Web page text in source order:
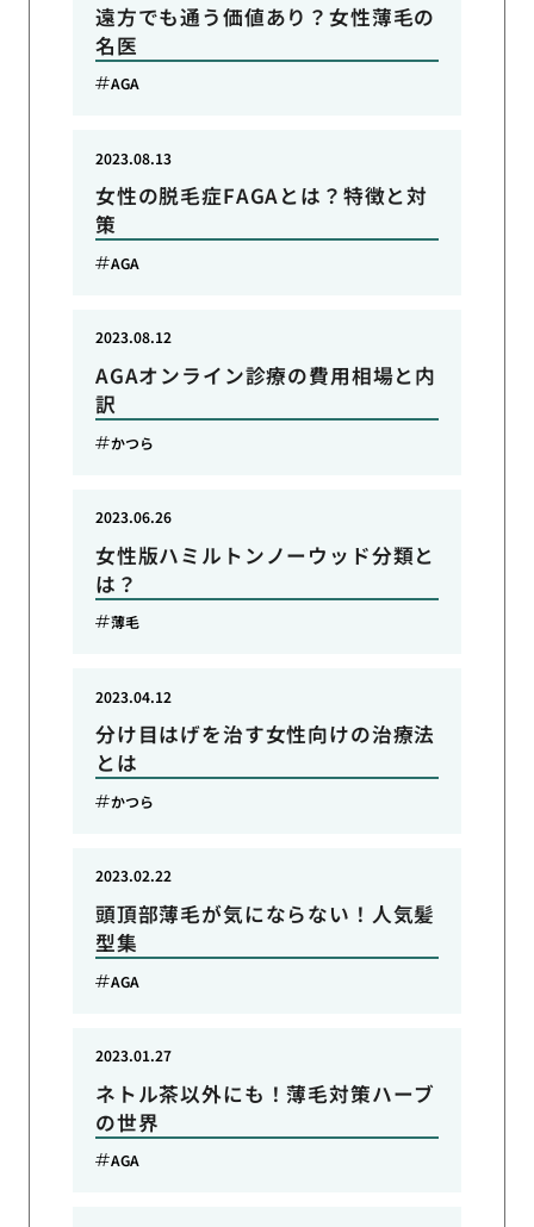
遠方でも通う価値あり？女性薄毛の
名医
AGA
女性の脱毛症FAGAとは？特徴と対
策
2023.08.13
AGA
AGAオンライン診療の費用相場と内
訳
2023.08.12
かつら
女性版ハミルトンノーウッド分類と
は？
2023.06.26
薄毛
分け目はげを治す女性向けの治療法
とは
2023.04.12
かつら
頭頂部薄毛が気にならない！人気髪
型集
2023.02.22
AGA
ネトル茶以外にも！薄毛対策ハーブ
の世界
2023.01.27
AGA